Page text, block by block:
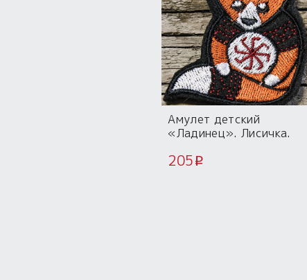
Амулет детский
«Ладинец». Лисичка.
205 i